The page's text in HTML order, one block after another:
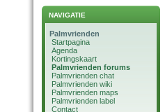
NAVIGATIE
Palmvrienden
Startpagina
Agenda
Kortingskaart
Palmvrienden forums
Palmvrienden chat
Palmvrienden wiki
Palmvrienden maps
Palmvrienden label
Contact